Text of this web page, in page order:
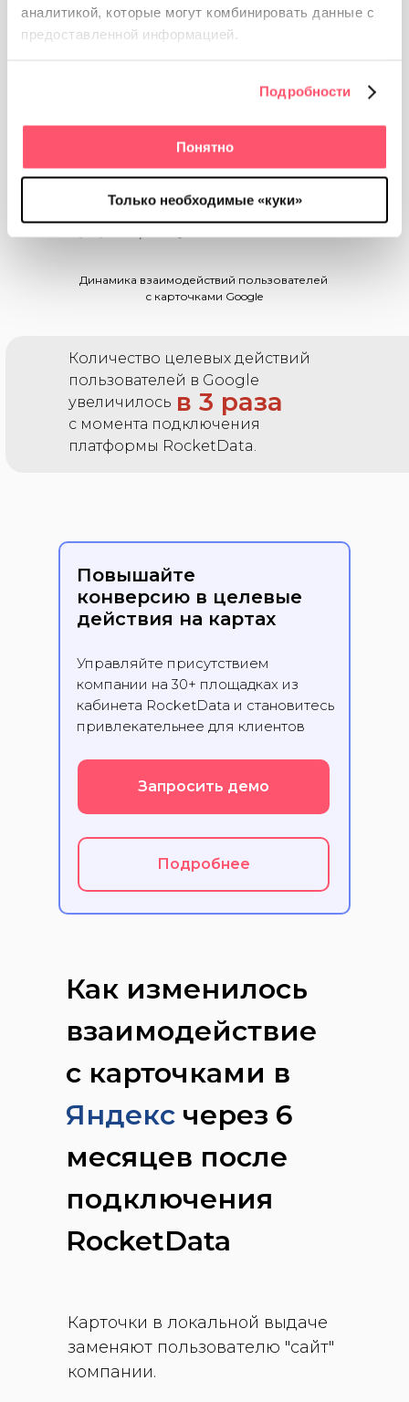
аналитикой, которые могут комбинировать данные с
предоставленной информацией.
Подробности
Понятно
Только необходимые «куки»
Google:
Количество целевых действий
пользователей в Google
увеличилось
с момента подключения
платформы RocketData.
в 3 раза
Динамика взаимодействий пользователей
с карточками Google
синхронизацию
Запросить демо
Управляйте присутствием
компании на 30+ площадках из
кабинета RocketData и становитесь
привлекательнее для клиентов
Подробнее
Повышайте
конверсию в целевые
действия на картах
Как изменилось
взаимодействие
с карточками в
Яндекс через 6
месяцев после
подключения
RocketData
Карточки в локальной выдаче
заменяют пользователю "сайт"
компании.